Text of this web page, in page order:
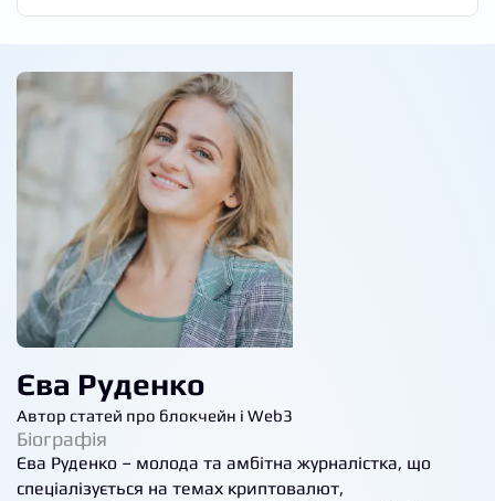
Єва Руденко
Автор статей про блокчейн і Web3
Біографія
Єва Руденко – молода та амбітна журналістка, що
спеціалізується на темах криптовалют,